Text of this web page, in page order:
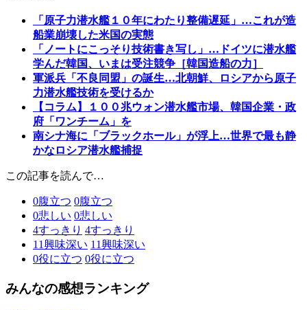
「原子力潜水艦１０年にわたり整備遅延」…これが造
船業崩壊した米国の実態
「ノートにこっそり技術書き写し」…ドイツに潜水艦
学んだ韓国、いまは受注競争［韓国造船の力］
軍派兵「不良同盟」の誕生…北朝鮮、ロシアから原子
力潜水艦技術を受けるか
【コラム】１００兆ウォン潜水艦市場、韓国企業・政
府「ワンチーム」を
南シナ海に「ブラックホール」が浮上…世界で最も静
かなロシア潜水艦捕捉
この記事を読んで…
0腹立つ 0腹立つ
0悲しい 0悲しい
4すっきり 4すっきり
11興味深い 11興味深い
0役に立つ 0役に立つ
みんなの感想ランキング